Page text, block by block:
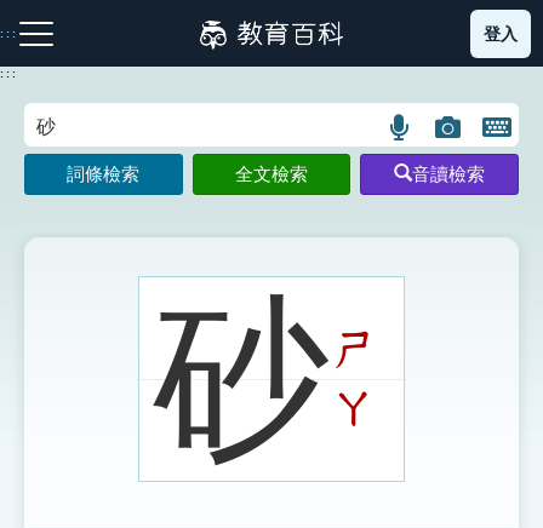
到
主
:::
注音索引圖示 筆畫索引圖示 部首索引表圖示
登入
:::
語
言
搜
示
圖
片
搜
開
鍵
圖
詞條檢索 全文檢索 音讀檢索
砂ㄕ
ㄚ